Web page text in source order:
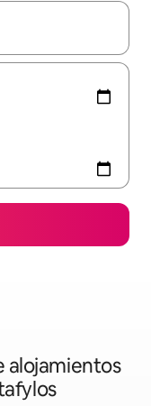
navega con las
alojamientos